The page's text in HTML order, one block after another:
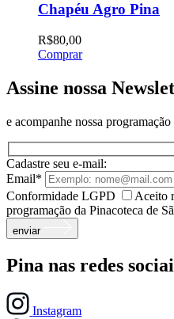
Chapéu Agro Pina
R$80,00
Comprar
Assine nossa
e acompanhe nossa programação
Cadastre seu e-mail:
Email*
Conformidade LGPD
Aceito
programação da Pinacoteca de
enviar
Pina nas redes
Instagram